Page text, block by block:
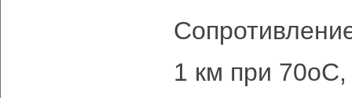
1 км при